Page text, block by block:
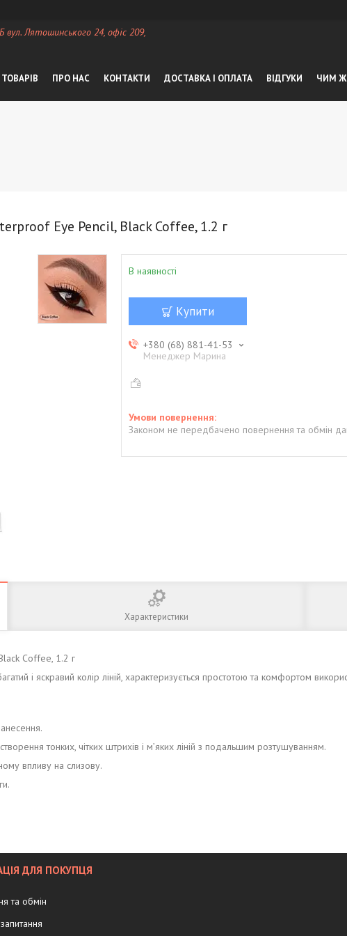
вул. Лятошинського 24, офіс 209,
ПРО НАС КОНТАКТИ ДОСТАВКА І ОПЛАТА ВІДГУКИ ЧИМ
Eye Pencil, Black Coffee, 1.2 г
В наявності
Купити
+380 (68) 881-41-53
Менеджер Марина
Законом не передбачено повернення та обмін
Характеристики
Coffee, 1.2 г
і яскравий колір ліній, характеризується простотою та комфортом
тонких, чітких штрихів і м’яких ліній з подальшим розтушуванням.
впливу на слизову.
ДЛЯ ПОКУПЦЯ
та обмін